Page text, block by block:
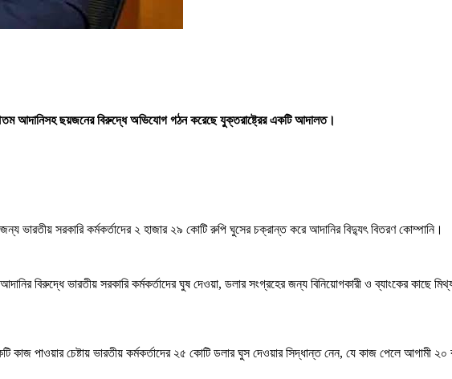
আদানিসহ ছয়জনের বিরুদ্ধে অভিযোগ গঠন করেছে যুক্তরাষ্ট্রের একটি আদালত।
ভারতীয় সরকারি কর্মকর্তাদের ২ হাজার ২৯ কোটি রুপি ঘুসের চক্রান্ত করে আদানির বিদ্যুৎ বিতরণ কোম্পানি।
বিরুদ্ধে ভারতীয় সরকারি কর্মকর্তাদের ঘুষ দেওয়া, ডলার সংগ্রহের জন্য বিনিয়োগকারী ও ব্যাংকের কাছে মিথ্যা
পাওয়ার চেষ্টায় ভারতীয় কর্মকর্তাদের ২৫ কোটি ডলার ঘুস দেওয়ার সিদ্ধান্ত নেন, যে কাজ পেলে আগামী ২০